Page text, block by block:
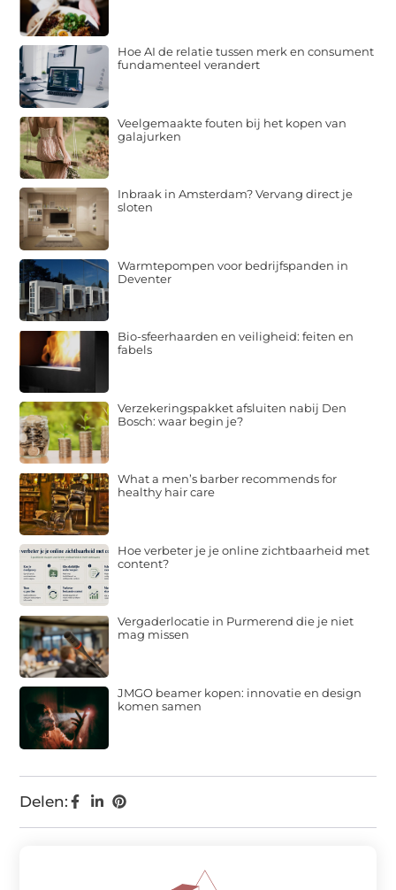
Delen:
Hoe AI de relatie tussen merk en consument
fundamenteel verandert
Veelgemaakte fouten bij het kopen van
galajurken
Inbraak in Amsterdam? Vervang direct je
sloten
Warmtepompen voor bedrijfspanden in
Deventer
Bio-sfeerhaarden en veiligheid: feiten en
fabels
Verzekeringspakket afsluiten nabij Den
Bosch: waar begin je?
What a men’s barber recommends for
healthy hair care
Hoe verbeter je je online zichtbaarheid met
content?
Vergaderlocatie in Purmerend die je niet
mag missen
JMGO beamer kopen: innovatie en design
komen samen